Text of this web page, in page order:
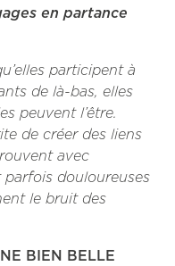
en partance
participent à
de là-bas, elles
peuvent l’être.
de créer des liens
avec
parfois douloureuses
le bruit des
BIEN BELLE